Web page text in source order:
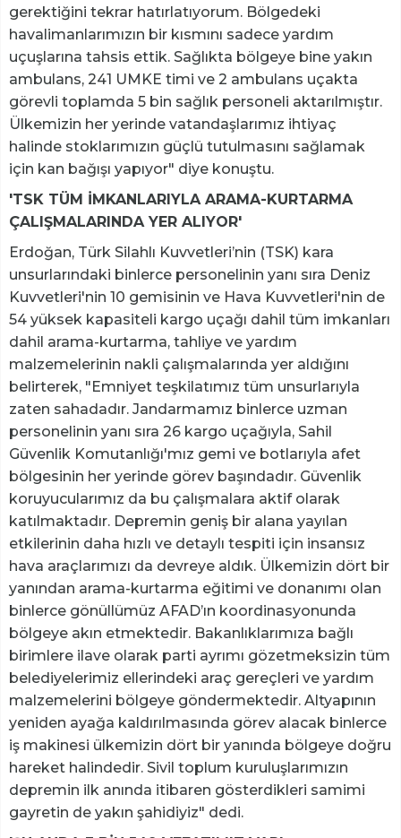
gerektiğini tekrar hatırlatıyorum. Bölgedeki
havalimanlarımızın bir kısmını sadece yardım
uçuşlarına tahsis ettik. Sağlıkta bölgeye bine yakın
ambulans, 241 UMKE timi ve 2 ambulans uçakta
görevli toplamda 5 bin sağlık personeli aktarılmıştır.
Ülkemizin her yerinde vatandaşlarımız ihtiyaç
halinde stoklarımızın güçlü tutulmasını sağlamak
için kan bağışı yapıyor" diye konuştu.
'TSK TÜM İMKANLARIYLA ARAMA-KURTARMA
ÇALIŞMALARINDA YER ALIYOR'
Erdoğan, Türk Silahlı Kuvvetleri’nin (TSK) kara
unsurlarındaki binlerce personelinin yanı sıra Deniz
Kuvvetleri'nin 10 gemisinin ve Hava Kuvvetleri'nin de
54 yüksek kapasiteli kargo uçağı dahil tüm imkanları
dahil arama-kurtarma, tahliye ve yardım
malzemelerinin nakli çalışmalarında yer aldığını
belirterek, "Emniyet teşkilatımız tüm unsurlarıyla
zaten sahadadır. Jandarmamız binlerce uzman
personelinin yanı sıra 26 kargo uçağıyla, Sahil
Güvenlik Komutanlığı'mız gemi ve botlarıyla afet
bölgesinin her yerinde görev başındadır. Güvenlik
koruyucularımız da bu çalışmalara aktif olarak
katılmaktadır. Depremin geniş bir alana yayılan
etkilerinin daha hızlı ve detaylı tespiti için insansız
hava araçlarımızı da devreye aldık. Ülkemizin dört bir
yanından arama-kurtarma eğitimi ve donanımı olan
binlerce gönüllümüz AFAD’ın koordinasyonunda
bölgeye akın etmektedir. Bakanlıklarımıza bağlı
birimlere ilave olarak parti ayrımı gözetmeksizin tüm
belediyelerimiz ellerindeki araç gereçleri ve yardım
malzemelerini bölgeye göndermektedir. Altyapının
yeniden ayağa kaldırılmasında görev alacak binlerce
iş makinesi ülkemizin dört bir yanında bölgeye doğru
hareket halindedir. Sivil toplum kuruluşlarımızın
depremin ilk anında itibaren gösterdikleri samimi
gayretin de yakın şahidiyiz" dedi.